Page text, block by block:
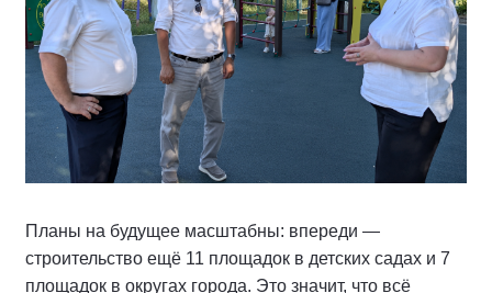
Планы на будущее масштабны: впереди —
строительство ещё 11 площадок в детских садах и 7
площадок в округах города. Это значит, что всё